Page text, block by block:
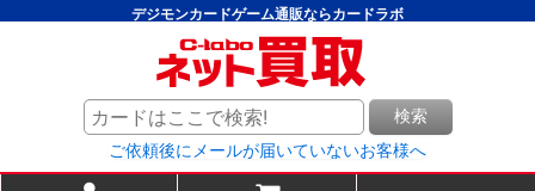
デジモンカードゲーム通販ならカードラボ
検索
ご依頼後にメールが届いていないお客様へ